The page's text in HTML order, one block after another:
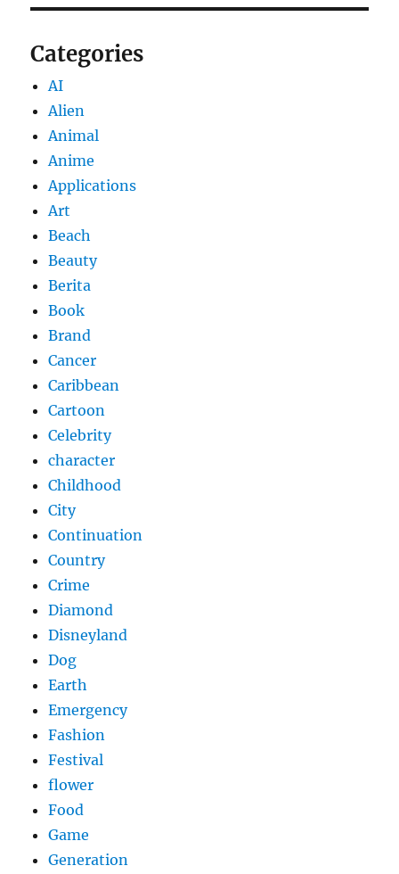
Categories
AI
Alien
Animal
Anime
Applications
Art
Beach
Beauty
Berita
Book
Brand
Cancer
Caribbean
Cartoon
Celebrity
character
Childhood
City
Continuation
Country
Crime
Diamond
Disneyland
Dog
Earth
Emergency
Fashion
Festival
flower
Food
Game
Generation